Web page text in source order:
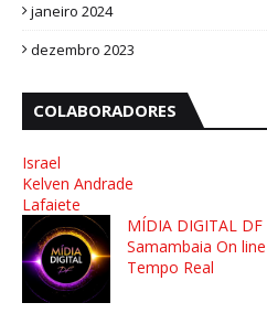
janeiro 2024
dezembro 2023
COLABORADORES
Israel
Kelven Andrade
Lafaiete
MÍDIA DIGITAL DF
Samambaia On line
Tempo Real